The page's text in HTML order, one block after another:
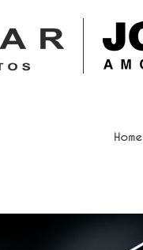
Home